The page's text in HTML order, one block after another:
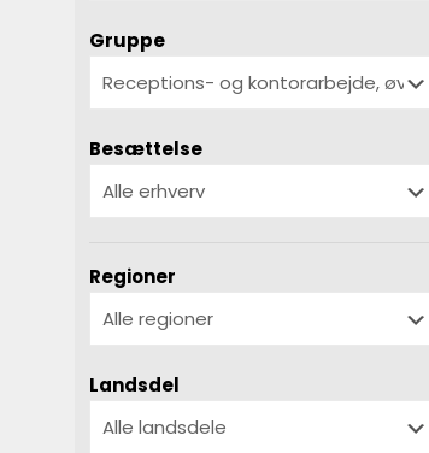
Gruppe
Besættelse
Regioner
Landsdel